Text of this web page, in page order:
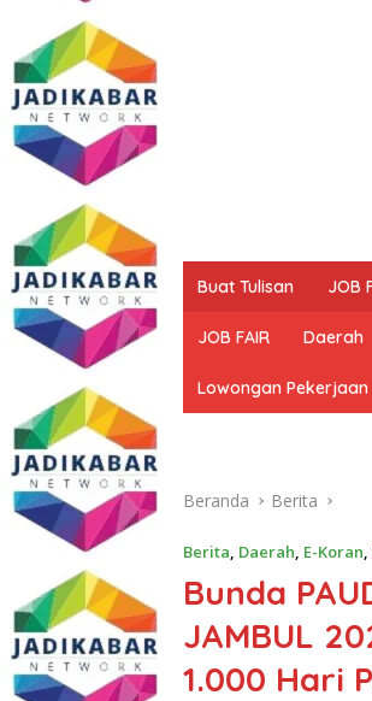
Buat Tulisan JOB
JOB FAIR Daerah
Lowongan Pekerjaan
Beranda Berita
Berita, Daerah, E-Koran,
Bunda
JAMBUL
1.000 Hari